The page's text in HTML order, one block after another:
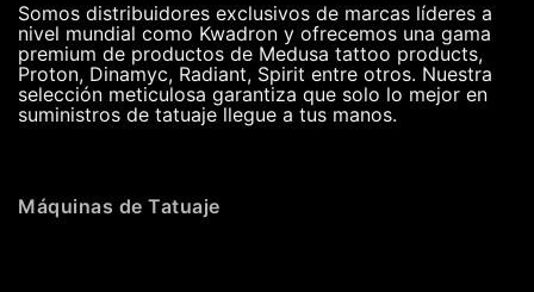
Somos distribuidores exclusivos de marcas líderes a
nivel mundial como Kwadron y ofrecemos una gama
premium de productos de Medusa tattoo products,
Proton, Dinamyc, Radiant, Spirit entre otros. Nuestra
selección meticulosa garantiza que solo lo mejor en
suministros de tatuaje llegue a tus manos.
Máquinas de Tatuaje